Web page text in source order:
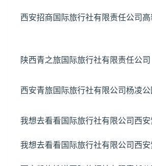
西安招商国际旅行社有限责任公司高
陕西青之旅国际旅行社有限责任公司
西安青旅国际旅行社有限公司杨凌公
我想去看看国际旅行社有限公司西安
我想去看看国际旅行社有限公司西安